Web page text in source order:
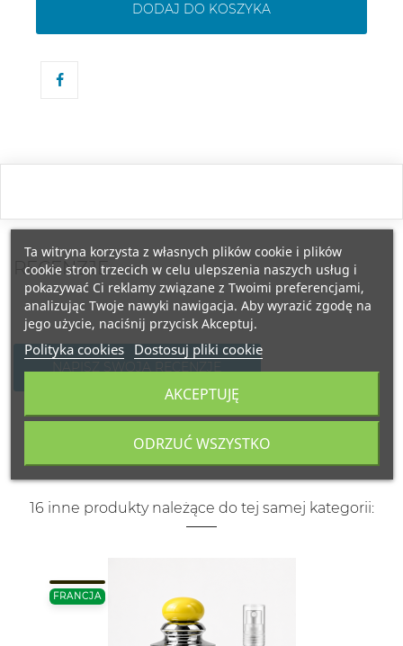
DODAJ DO KOSZYKA
RECENZJE
NAPISZ SWOJĄ RECENZJĘ
16 inne produkty należące do tej samej kategorii:
FRANCJA
Ta witryna korzysta z własnych plików cookie i plików
cookie stron trzecich w celu ulepszenia naszych usług i
pokazywać Ci reklamy związane z Twoimi preferencjami,
analizując Twoje nawyki nawigacja. Aby wyrazić zgodę na
jego użycie, naciśnij przycisk Akceptuj.
Polityka cookies Dostosuj pliki cookie
ODRZUĆ WSZYSTKO
AKCEPTUJĘ